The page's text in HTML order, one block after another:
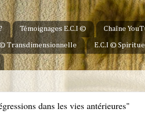
Témoignages E.C.I © Chaîne
© Transdimensionnelle E.C.I ©
dans les vies antérieures"